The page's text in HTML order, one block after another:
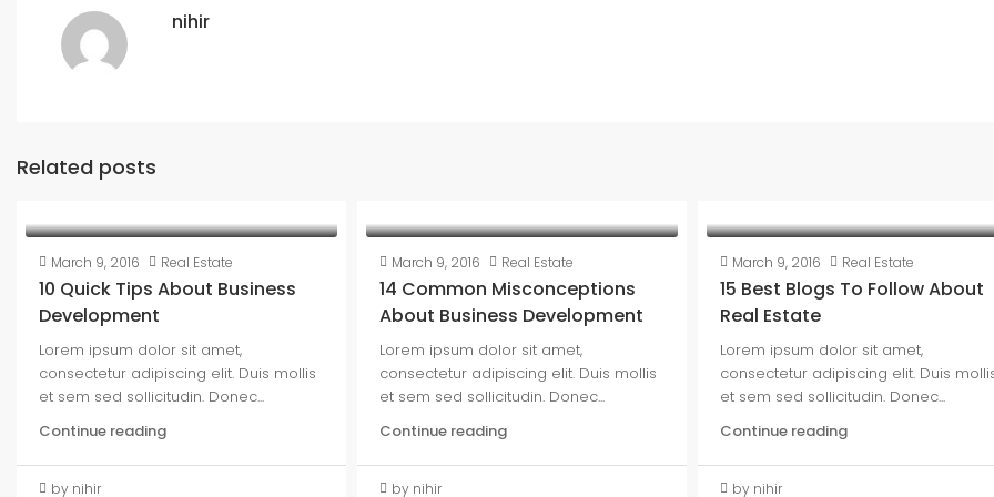
nihir
Related posts
March 9, 2016 Real Estate
10 Quick Tips About Business
Development
Lorem ipsum dolor sit amet,
consectetur adipiscing elit. Duis mollis
et sem sed sollicitudin. Donec...
Continue reading
by nihir
March 9, 2016 Real Estate
14 Common Misconceptions
About Business Development
Lorem ipsum dolor sit amet,
consectetur adipiscing elit. Duis mollis
et sem sed sollicitudin. Donec...
Continue reading
by nihir
March 9, 2016 Real Estate
15 Best Blogs To Follow About
Real Estate
Lorem ipsum dolor sit amet,
consectetur adipiscing elit. Duis
et sem sed sollicitudin. Donec...
Continue reading
by nihir